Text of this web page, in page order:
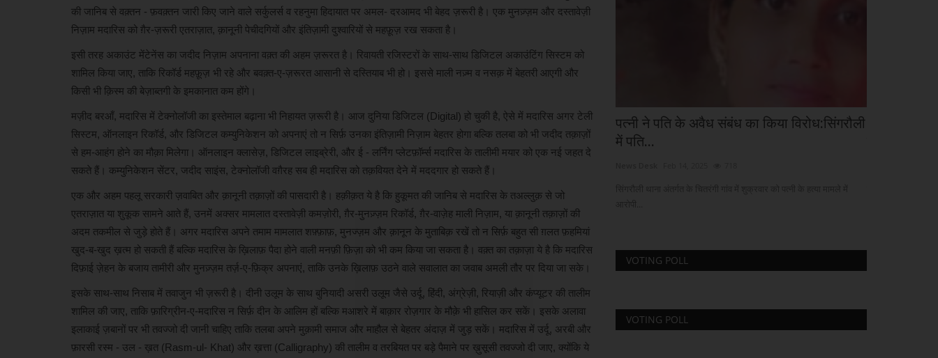
की जानिब से वक़्तन - फ़वक़्तन जारी किए जाने वाले सर्कुलर्स व रहनुमा हिदायात पर अमल- दरआमद भी बेहद ज़रूरी है। एक मुनज़्ज़म और दस्तावेज़ी
निज़ाम मदारिस को ग़ैर-ज़रूरी एतराज़ात, क़ानूनी पेचीदगियों और इंतिज़ामी दुश्वारियों से महफ़ूज़ रख सकता है।
इसी तरह अकाउंट मेंटेनेंस का जदीद निज़ाम अपनाना वक़्त की अहम ज़रूरत है। रिवायती रजिस्टरों के साथ-साथ डिजिटल अकाउंटिंग सिस्टम को
शामिल किया जाए, ताकि रिकॉर्ड महफ़ूज़ भी रहे और बवक़्त-ए-ज़रूरत आसानी से दस्तियाब भी हो। इससे माली नज़्म व नसक़ में बेहतरी आएगी और
किसी भी क़िस्म की बेज़ाब्तगी के इमकानात कम होंगे।
मज़ीद बरआँ, मदारिस में टेक्नोलॉजी का इस्तेमाल बढ़ाना भी निहायत ज़रूरी है। आज दुनिया डिजिटल (Digital) हो चुकी है, ऐसे में मदारिस अगर टेली
सिस्टम, ऑनलाइन रिकॉर्ड, और डिजिटल कम्युनिकेशन को अपनाएं तो न सिर्फ़ उनका इंतिज़ामी निज़ाम बेहतर होगा बल्कि तलबा को भी जदीद तक़ाज़ों
से हम-आहंग होने का मौक़ा मिलेगा। ऑनलाइन क्लासेज़, डिजिटल लाइब्रेरी, और ई - लर्निंग प्लेटफ़ॉर्म्स मदारिस के तालीमी मयार को एक नई जहत दे
सकते हैं। कम्युनिकेशन सेंटर, जदीद साइंस, टेक्नोलॉजी वग़ैरह सब ही मदारिस को तक़वियत देने में मददगार हो सकते हैं।
एक और अहम पहलू सरकारी ज़वाबित और क़ानूनी तक़ाज़ों की पासदारी है। हक़ीक़त ये है कि हुकूमत की जानिब से मदारिस के तअल्लुक़ से जो
एतराज़ात या शुकूक सामने आते हैं, उनमें अक्सर मामलात दस्तावेज़ी कमज़ोरी, ग़ैर-मुनज़्ज़म रिकॉर्ड, ग़ैर-वाज़ेह माली निज़ाम, या क़ानूनी तक़ाज़ों की
अदम तकमील से जुड़े होते हैं। अगर मदारिस अपने तमाम मामलात शफ़्फ़ाफ़, मुनज्ज़म और क़ानून के मुताबिक़ रखें तो न सिर्फ़ बहुत सी ग़लत फ़हमियां
खुद-ब-खुद ख़त्म हो सकती हैं बल्कि मदारिस के ख़िलाफ़ पैदा होने वाली मनफ़ी फ़िज़ा को भी कम किया जा सकता है। वक़्त का तक़ाज़ा ये है कि मदारिस
दिफ़ाई ज़ेहन के बजाय तामीरी और मुनज़्ज़म तर्ज़-ए-फ़िक्र अपनाएं, ताकि उनके ख़िलाफ़ उठने वाले सवालात का जवाब अमली तौर पर दिया जा सके।
इसके साथ-साथ निसाब में तवाजुन भी ज़रूरी है। दीनी उलूम के साथ बुनियादी असरी उलूम जैसे उर्दू, हिंदी, अंग्रेज़ी, रियाज़ी और कंप्यूटर की तालीम
शामिल की जाए, ताकि फ़ारिग्रीन-ए-मदारिस न सिर्फ़ दीन के आलिम हों बल्कि मआशरे में बाक़ार रोज़गार के मौक़े भी हासिल कर सकें। इसके अलावा
इलाकाई ज़बानों पर भी तवज्जो दी जानी चाहिए ताकि तलबा अपने मुक़ामी समाज और माहौल से बेहतर अंदाज़ में जुड़ सकें। मदारिस में उर्दू, अरबी और
फ़ारसी रस्म - उल - ख़त (Rasm-ul- Khat) और ख़त्ता (Calligraphy) की तालीम व तरबियत पर बड़े पैमाने पर ख़ुसूसी तवज्जो दी जाए, क्योंकि ये
Kia Syros MY26 लॉन्च: कम कीमत में अब ज्यादा
प्रीमियम फीचर्स
khulasapost@gmail.com Apr 22, 2026 63
SUV Syros : कार निर्माता कंपनी किआ इंडिया ने अपनी लोकप्रिय कॉम्पैक्ट
एसयूवी साइरोस...
मंत्रिपरिषद की बैठक 05 अगस्त को
khulasapost@gmail.com Aug 5, 2026 3
रायपुर : मुख्यमंत्री श्री विष्णुदेव साय की अध्यक्षता में राज्य मंत्रिपरिषद की बैठक...
पत्नी ने पति के अवैध संबंध का किया विरोध:सिंगरौली
में पति...
VOTING POLL
VOTING POLL